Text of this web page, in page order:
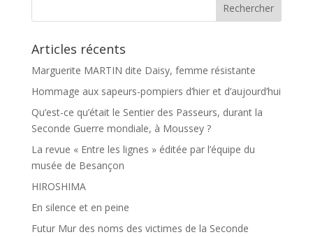
Articles récents
Marguerite MARTIN dite Daisy, femme résistante
Hommage aux sapeurs-pompiers d’hier et d’aujourd’hui
Qu’est-ce qu’était le Sentier des Passeurs, durant la
Seconde Guerre mondiale, à Moussey ?
La revue « Entre les lignes » éditée par l’équipe du
musée de Besançon
HIROSHIMA
En silence et en peine
Futur Mur des noms des victimes de la Seconde